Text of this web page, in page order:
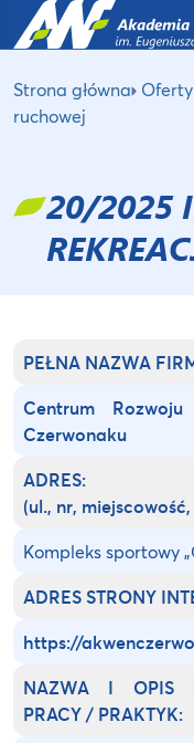
Strona główna
ruchowej
20/2025
PEŁNA NAZWA
Centrum
Czerwonaku
ADRES:
(ul., nr,
Kompleks sportowy
ADRES STRONY
https://
NAZWA I OPIS
PRACY / PRAKTYK: